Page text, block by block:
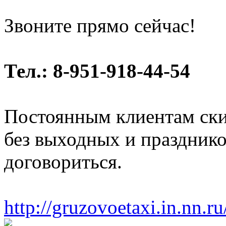
Звоните прямо сейчас!
Тел.: 8-951-918-44-54
Постоянным клиентам
без выходных и
договориться.
http://